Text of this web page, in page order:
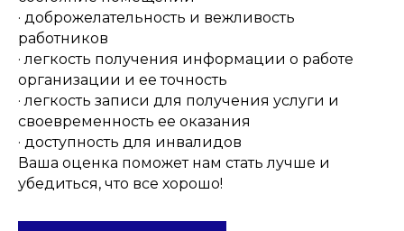
· доброжелательность и вежливость
работников
· легкость получения информации о работе
организации и ее точность
· легкость записи для получения услуги и
своевременность ее оказания
· доступность для инвалидов
Ваша оценка поможет нам стать лучше и
убедиться, что все хорошо!